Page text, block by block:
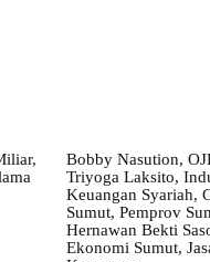
Bobby Nasution,
Triyoga Laksito,
Keuangan Syariah,
Sumut, Pemprov
Hernawan Bekti
Ekonomi Sumut,